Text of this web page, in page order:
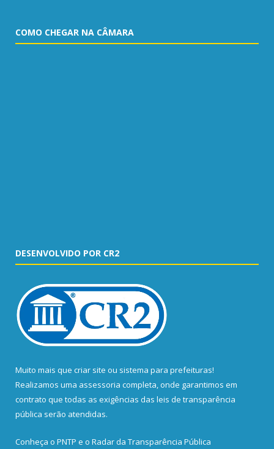
COMO CHEGAR NA CÂMARA
DESENVOLVIDO POR CR2
Muito mais que criar site ou sistema para prefeituras!
Realizamos uma assessoria completa, onde garantimos em
contrato que todas as exigências das leis de transparência
pública serão atendidas.
Conheça o PNTP e o Radar da Transparência Pública